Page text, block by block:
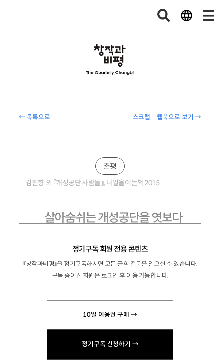
← 목록으로 웹북으로 보기 →
스크랩
정기구독 회원 전용 콘텐츠
『창작과비평』을 정기구독하시면 모든 글의 전문을 읽으실 수 있습니다.
구독 중이신 회원은 로그인 후 이용 가능합니다.
10일 이용권 구매 →
정기구독 신청하기 →
촌평
김진향 외 『개성공단 사람들』, 내일을여는책 2015
살아숨쉬는 개성공단을 엿보다
이우영李宇榮
wylee@kyungnam.ac.kr